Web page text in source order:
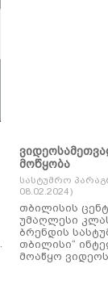
მოწყობა
სასტუმრო
08.02.2024)
თბილისის
უმაღლესი
ბრენდის
თბილისი“
მოაწყო